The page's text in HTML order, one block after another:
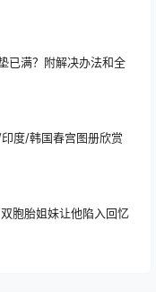
已满？附解决办法和全
度/韩国春宫图册欣赏
胞胎姐妹让他陷入回忆